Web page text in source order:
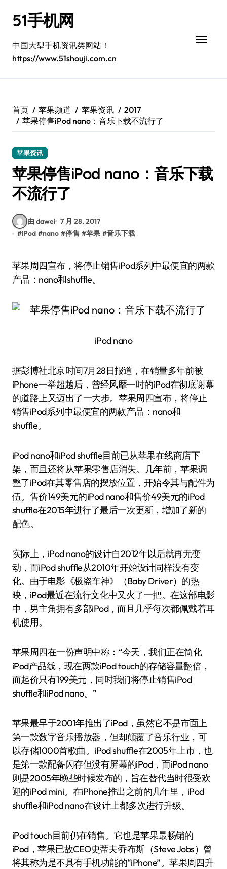
51手机网
中国大型手机资讯类网站！
https://www.51shouji.com.cn
首页 苹果频道 苹果资讯
2017
苹果停售iPod nano：音乐下载不流行了
苹果资讯
苹果停售iPod nano：音乐下载
不流行了
由 dawei 7 月 28, 2017
#iPod #nano #停售 #苹果 #音乐下载
苹果周四宣布，将停止销售iPod系列中最便宜的两款
产品：nano和shuffle。
iPod nano
据彭博社北京时间7月28日报道，在销量多年前被
iPhone一举超越后，曾经风靡一时的iPod在彻底谢幕
的道路上又迈出了一大步。苹果周四宣布，将停止
销售iPod系列中最便宜的两款产品：nano和
shuffle。
iPod nano和iPod shuffle目前已从苹果在线商店下
架，而且还将从苹果零售店消失。几年前，苹果调
整了iPod在其零售店的摆放位置，开始令其与配件为
伍。售价149美元的iPod nano和售价49美元的iPod
shuffle在2015年进行了最后一次更新，增加了新的
配色。
实际上，iPod nano的设计自2012年以后就再无变
动，而iPod shuffle从2010年开始设计同样没有变
化。由于电影《极盗车神》（Baby Driver）的热
映，iPod最近在流行文化中又火了一把。在这部电影
中，男主角拥有多部iPod，而且几乎每次都佩戴着耳
机使用。
苹果周四在一份声明中称：“今天，我们正在简化
iPod产品线，现在两款iPod touch的存储容量翻倍，
而起价只有199美元，同时我们将停止销售iPod
shuffle和iPod nano。”
苹果最早于2001年推出了iPod，虽然它不是市面上
第一款数字音乐播放器，但却颠覆了音乐行业，可
以存储1000首歌曲。iPod shuffle在2005年上市，也
是第一款配备闪存但没有屏幕的iPod，而iPod nano
则是2005年晚些时候发布的，旨在替代当时很受欢
迎的iPod mini。在iPhone推出之前的几年里，iPod
shuffle和iPod nano在设计上都多次进行升级。
iPod touch目前仍在销售。它也是苹果最畅销的
iPod，苹果已故CEO史蒂夫·乔布斯（Steve Jobs）曾
将其称为是不具有手机功能的“iPhone”。苹果周四升